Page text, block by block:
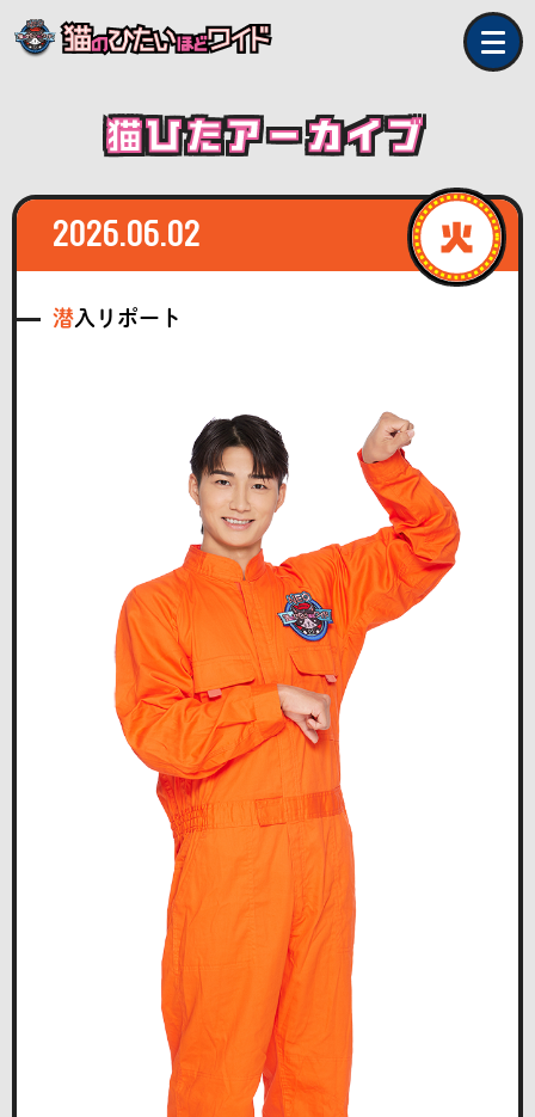
猫ひたアーカイブ
2026.06.02
潜入リポート